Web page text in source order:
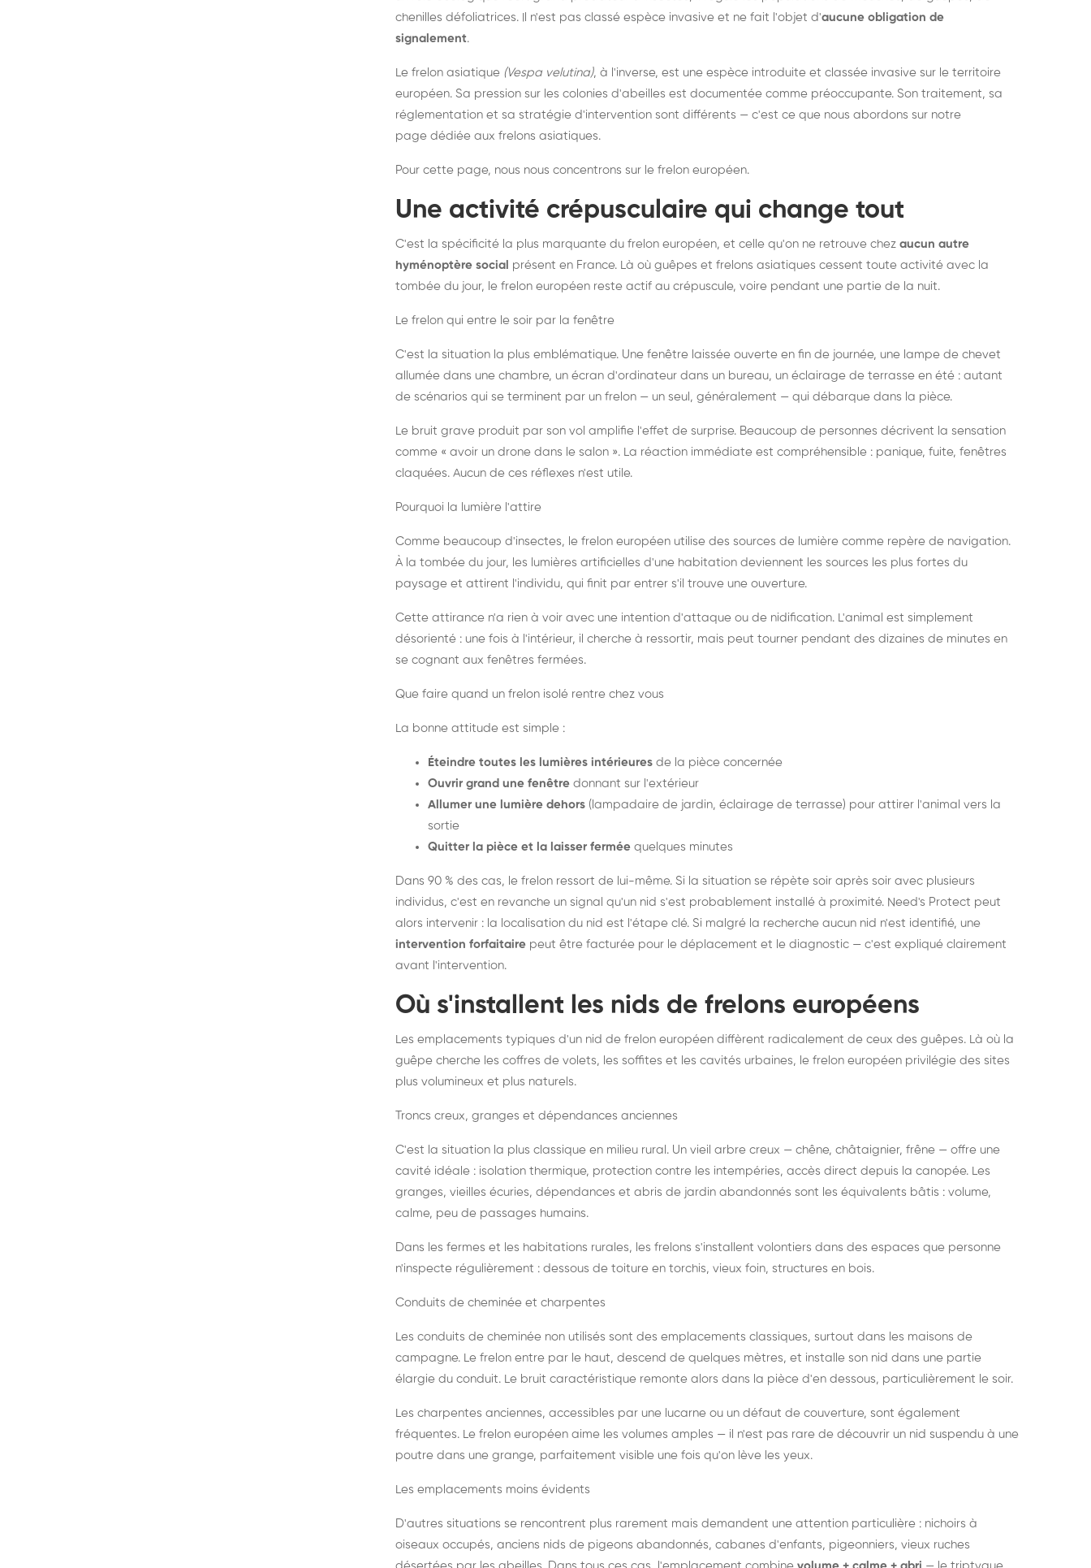
chenilles défoliatrices. Il n'est pas classé espèce invasive et ne fait l'objet d'aucune obligation de
signalement.
Le frelon asiatique (Vespa velutina), à l'inverse, est une espèce introduite et classée invasive sur le territoire
européen. Sa pression sur les colonies d'abeilles est documentée comme préoccupante. Son traitement, sa
réglementation et sa stratégie d'intervention sont différents — c'est ce que nous abordons sur notre
page dédiée aux frelons asiatiques.
Pour cette page, nous nous concentrons sur le frelon européen.
Une activité crépusculaire qui change tout
C'est la spécificité la plus marquante du frelon européen, et celle qu'on ne retrouve chez aucun autre
hyménoptère social présent en France. Là où guêpes et frelons asiatiques cessent toute activité avec la
tombée du jour, le frelon européen reste actif au crépuscule, voire pendant une partie de la nuit.
Le frelon qui entre le soir par la fenêtre
C'est la situation la plus emblématique. Une fenêtre laissée ouverte en fin de journée, une lampe de chevet
allumée dans une chambre, un écran d'ordinateur dans un bureau, un éclairage de terrasse en été : autant
de scénarios qui se terminent par un frelon — un seul, généralement — qui débarque dans la pièce.
Le bruit grave produit par son vol amplifie l'effet de surprise. Beaucoup de personnes décrivent la sensation
comme « avoir un drone dans le salon ». La réaction immédiate est compréhensible : panique, fuite, fenêtres
claquées. Aucun de ces réflexes n'est utile.
Pourquoi la lumière l'attire
Comme beaucoup d'insectes, le frelon européen utilise des sources de lumière comme repère de navigation.
À la tombée du jour, les lumières artificielles d'une habitation deviennent les sources les plus fortes du
paysage et attirent l'individu, qui finit par entrer s'il trouve une ouverture.
Cette attirance n'a rien à voir avec une intention d'attaque ou de nidification. L'animal est simplement
désorienté : une fois à l'intérieur, il cherche à ressortir, mais peut tourner pendant des dizaines de minutes en
se cognant aux fenêtres fermées.
Que faire quand un frelon isolé rentre chez vous
La bonne attitude est simple :
Éteindre toutes les lumières intérieures de la pièce concernée
Ouvrir grand une fenêtre donnant sur l'extérieur
Allumer une lumière dehors (lampadaire de jardin, éclairage de terrasse) pour attirer l'animal vers la
sortie
Quitter la pièce et la laisser fermée quelques minutes
Dans 90 % des cas, le frelon ressort de lui-même. Si la situation se répète soir après soir avec plusieurs
individus, c'est en revanche un signal qu'un nid s'est probablement installé à proximité. Need's Protect peut
alors intervenir : la localisation du nid est l'étape clé. Si malgré la recherche aucun nid n'est identifié, une
intervention forfaitaire peut être facturée pour le déplacement et le diagnostic — c'est expliqué clairement
avant l'intervention.
Où s'installent les nids de frelons européens
Les emplacements typiques d'un nid de frelon européen diffèrent radicalement de ceux des guêpes. Là où la
guêpe cherche les coffres de volets, les soffites et les cavités urbaines, le frelon européen privilégie des sites
plus volumineux et plus naturels.
Troncs creux, granges et dépendances anciennes
C'est la situation la plus classique en milieu rural. Un vieil arbre creux — chêne, châtaignier, frêne — offre une
cavité idéale : isolation thermique, protection contre les intempéries, accès direct depuis la canopée. Les
granges, vieilles écuries, dépendances et abris de jardin abandonnés sont les équivalents bâtis : volume,
calme, peu de passages humains.
Dans les fermes et les habitations rurales, les frelons s'installent volontiers dans des espaces que personne
n'inspecte régulièrement : dessous de toiture en torchis, vieux foin, structures en bois.
Conduits de cheminée et charpentes
Les conduits de cheminée non utilisés sont des emplacements classiques, surtout dans les maisons de
campagne. Le frelon entre par le haut, descend de quelques mètres, et installe son nid dans une partie
élargie du conduit. Le bruit caractéristique remonte alors dans la pièce d'en dessous, particulièrement le soir.
Les charpentes anciennes, accessibles par une lucarne ou un défaut de couverture, sont également
fréquentes. Le frelon européen aime les volumes amples — il n'est pas rare de découvrir un nid suspendu à une
poutre dans une grange, parfaitement visible une fois qu'on lève les yeux.
Les emplacements moins évidents
D'autres situations se rencontrent plus rarement mais demandent une attention particulière : nichoirs à
oiseaux occupés, anciens nids de pigeons abandonnés, cabanes d'enfants, pigeonniers, vieux ruches